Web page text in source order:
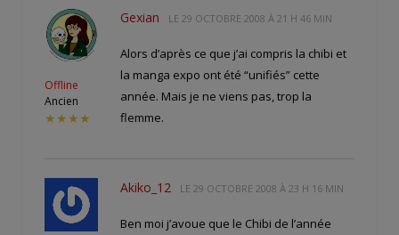
Offline
Ancien
★★★★
Gexian LE 29 OCTOBRE 2008 À 21 H 46 MIN
Alors d’après ce que j’ai compris la chibi et
la manga expo ont été “unifiés” cette
année. Mais je ne viens pas, trop la
flemme.
Akiko_12 LE 29 OCTOBRE 2008 À 23 H 16 MIN
Ben moi j’avoue que le Chibi de l’année